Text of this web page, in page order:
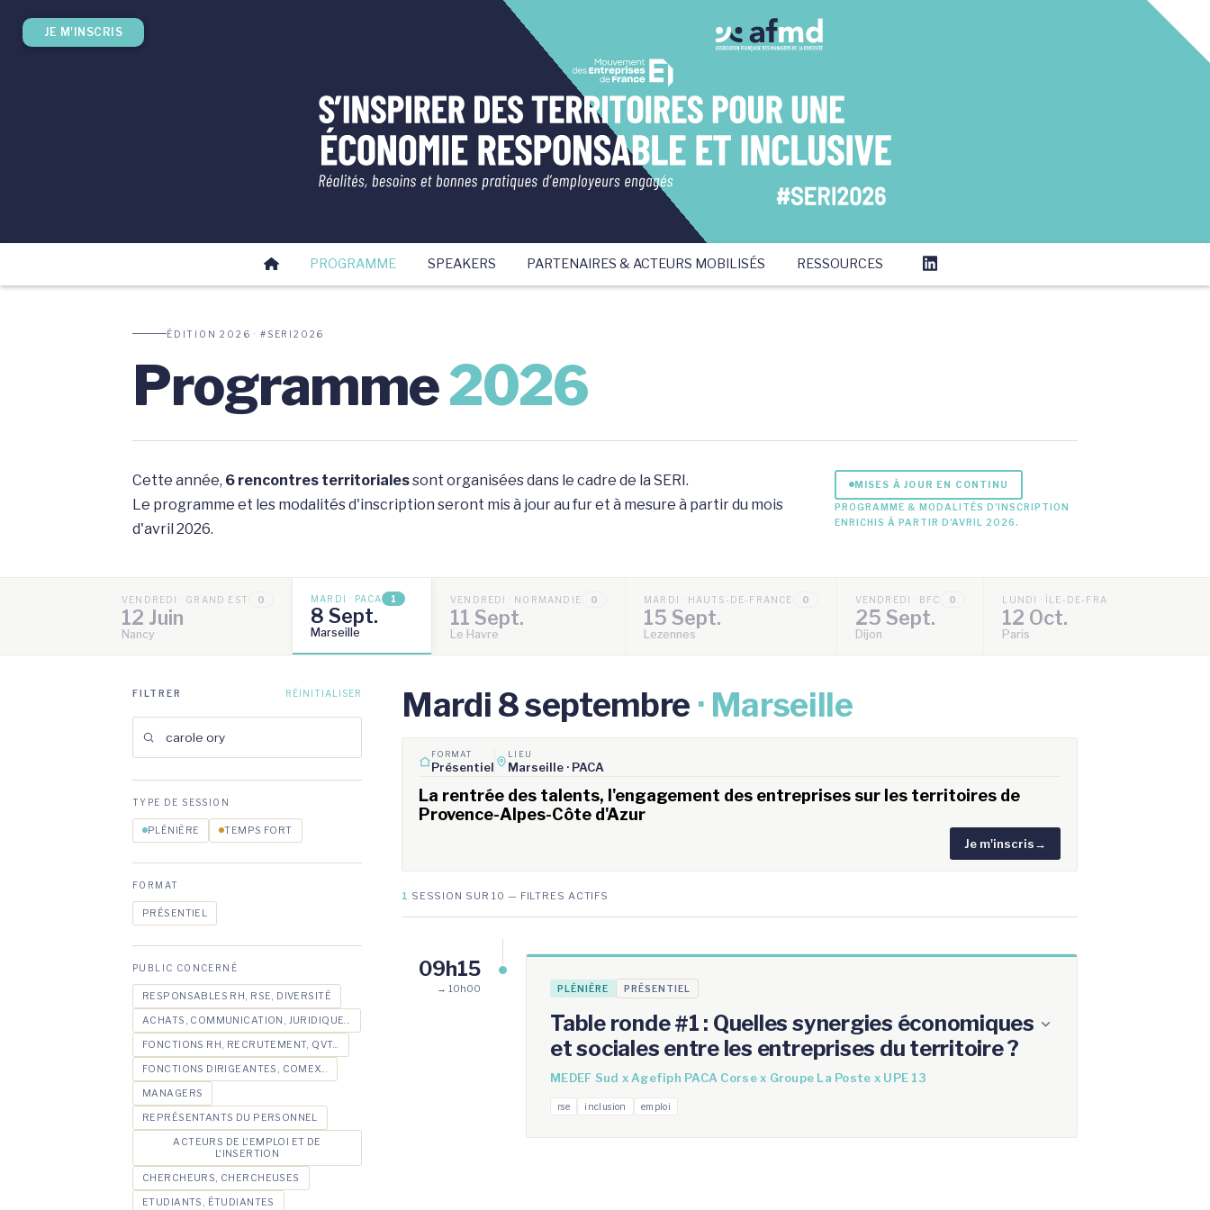
JE M'INSCRIS
PROGRAMME SPEAKERS PARTENAIRES & ACTEURS MOBILISÉS RESSOURCES
ÉDITION 2026 · #SERI2026
Programme2026
Cette année, 6 rencontres territorialessont organisées dans le cadre de la SERI.
Le programme et les modalités d'inscription seront mis à jour au fur et à mesure à partir du mois
d'avril 2026.
MISES À JOUR EN CONTINU
PROGRAMME & MODALITÉS D'INSCRIPTION
ENRICHIS À PARTIR D'AVRIL 2026.
VENDREDI · GRAND EST 0
12 Juin
Nancy
MARDI · PACA 1
8 Sept.
Marseille
VENDREDI · NORMANDIE 0
11 Sept.
Le Havre
MARDI · HAUTS-DE-FRANCE 0
15 Sept.
Lezennes
VENDREDI · BFC 0
25 Sept.
Dijon
LUNDI · ÎLE-DE-FRANCE
12 Oct.
Paris
FILTRER RÉINITIALISER
TYPE DE SESSION
PLÉNIÈRE TEMPS FORT
FORMAT
PRÉSENTIEL
PUBLIC CONCERNÉ
RESPONSABLES RH, RSE, DIVERSITÉ
ACHATS, COMMUNICATION, JURIDIQUE...
FONCTIONS RH, RECRUTEMENT, QVT...
FONCTIONS DIRIGEANTES, COMEX...
MANAGERS
REPRÉSENTANTS DU PERSONNEL
ACTEURS DE L'EMPLOI ET DE
L'INSERTION
CHERCHEURS, CHERCHEUSES
ETUDIANTS, ÉTUDIANTES
Mardi 8 septembre · Marseille
FORMAT
Présentiel
LIEU
Marseille · PACA
La rentrée des talents, l'engagement des entreprises sur les territoires de
Provence-Alpes-Côte d'Azur
Je m'inscris→
1 SESSION SUR 10 — FILTRES ACTIFS
09h15
→ 10h00 PLÉNIÈRE PRÉSENTIEL
Table ronde #1 : Quelles synergies économiques
et sociales entre les entreprises du territoire ?
MEDEF Sud x Agefiph PACA Corse x Groupe La Poste x UPE 13
rse inclusion emploi